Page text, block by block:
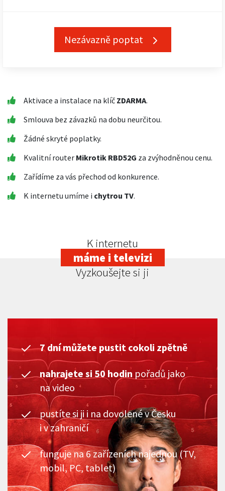
Nezávazně poptat
Aktivace a instalace na klíč ZDARMA.
Smlouva bez závazků na dobu neurčitou.
Žádné skryté poplatky.
Kvalitní router Mikrotik RBD52G za zvýhodněnou cenu.
Zařídíme za vás přechod od konkurence.
K internetu umíme i chytrou TV.
K internetu
máme i televizi
Vyzkoušejte si ji
7 dní můžete pustit cokoli zpětně
nahrajete si 50 hodin pořadů jako
na video
pustíte si ji i na dovolené v Česku
i v zahraničí
funguje na 6 zařízeních najednou (TV,
mobil, PC, tablet)